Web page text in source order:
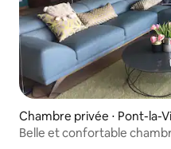
Chambre privée ⋅ Pont-la-
Belle et confortable